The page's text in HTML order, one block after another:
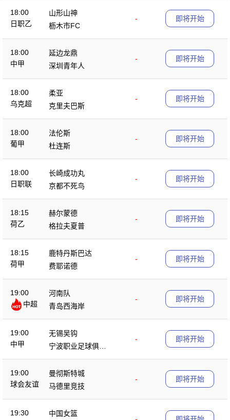
18:00
日职乙
山形山神
-
枥木市FC
即将开始
18:00
中甲
延边龙鼎
-
深圳青年人
即将开始
18:00
乌克超
柔亚
-
克里夫巴斯
即将开始
18:00
葡甲
法伦斯
-
杜连斯
即将开始
18:00
日职联
长崎成功丸
-
京都不死鸟
即将开始
18:15
荷乙
赫尔蒙德
-
格拉夫夏普
即将开始
18:15
荷甲
鹿特丹斯巴达
-
费耶诺德
即将开始
19:00
中超
河南队
-
青岛西海岸
即将开始
19:00
中甲
无锡吴钩
-
宁波职业足球俱乐
部
即将开始
19:00
球会友谊
曼彻斯特城
-
马德里竞技
即将开始
19:30
中国女篮